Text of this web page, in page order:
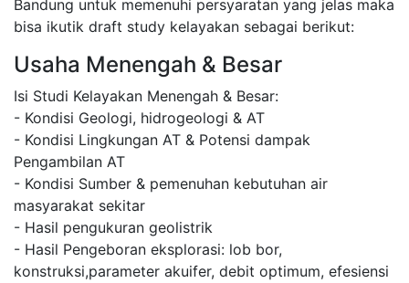
Bandung untuk memenuhi persyaratan yang jelas maka
bisa ikutik draft study kelayakan sebagai berikut:
Usaha Menengah & Besar
Isi Studi Kelayakan Menengah & Besar:
- Kondisi Geologi, hidrogeologi & AT
- Kondisi Lingkungan AT & Potensi dampak
Pengambilan AT
- Kondisi Sumber & pemenuhan kebutuhan air
masyarakat sekitar
- Hasil pengukuran geolistrik
- Hasil Pengeboran eksplorasi: lob bor,
konstruksi,parameter akuifer, debit optimum, efesiensi